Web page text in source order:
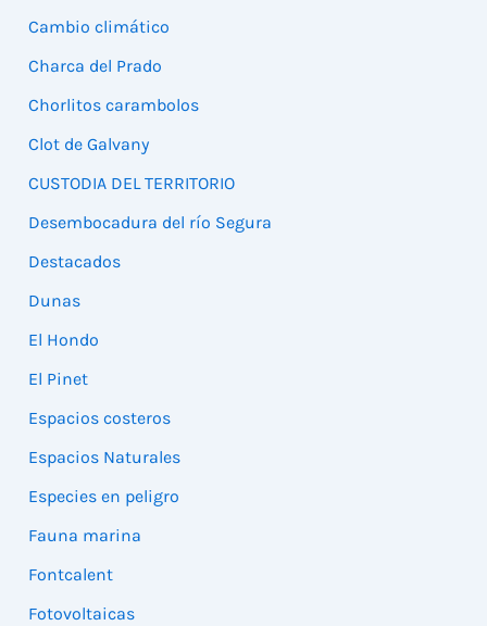
Cambio climático
Charca del Prado
Chorlitos carambolos
Clot de Galvany
CUSTODIA DEL TERRITORIO
Desembocadura del río Segura
Destacados
Dunas
El Hondo
El Pinet
Espacios costeros
Espacios Naturales
Especies en peligro
Fauna marina
Fontcalent
Fotovoltaicas